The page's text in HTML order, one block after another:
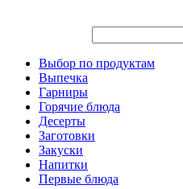
Выбор по продуктам
Выпечка
Гарниры
Горячие блюда
Десерты
Заготовки
Закуски
Напитки
Первые блюда